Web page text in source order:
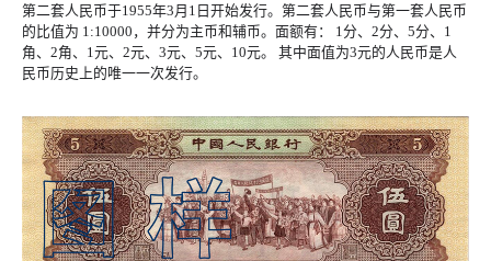
第二套人民币于1955年3月1日开始发行。第二套人民币与第一套人民币
的比值为 1:10000，并分为主币和辅币。面额有： 1分、2分、5分、1
角、2角、1元、2元、3元、5元、10元。 其中面值为3元的人民币是人
民币历史上的唯一一次发行。